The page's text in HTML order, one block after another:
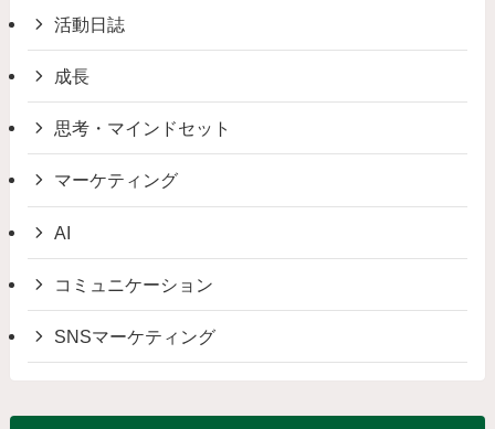
活動日誌
成長
思考・マインドセット
マーケティング
AI
コミュニケーション
SNSマーケティング